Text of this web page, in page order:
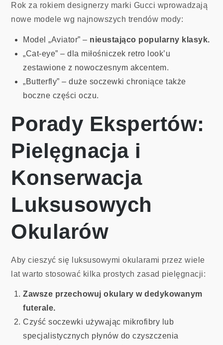
Rok za rokiem designerzy marki Gucci wprowadzają
nowe modele wg najnowszych trendów mody:
Model „Aviator” – nieustająco popularny klasyk.
„Cat-eye” – dla miłośniczek retro look’u
zestawione z nowoczesnym akcentem.
„Butterfly” – duże soczewki chroniące także
boczne części oczu.
Porady Ekspertów:
Pielęgnacja i
Konserwacja
Luksusowych
Okularów
Aby cieszyć się luksusowymi okularami przez wiele
lat warto stosować kilka prostych zasad pielęgnacji:
Zawsze przechowuj okulary w dedykowanym
futerale.
Czyść soczewki używając mikrofibry lub
specjalistycznych płynów do czyszczenia